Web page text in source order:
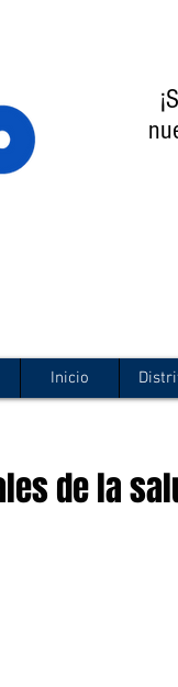
Inicio
de la